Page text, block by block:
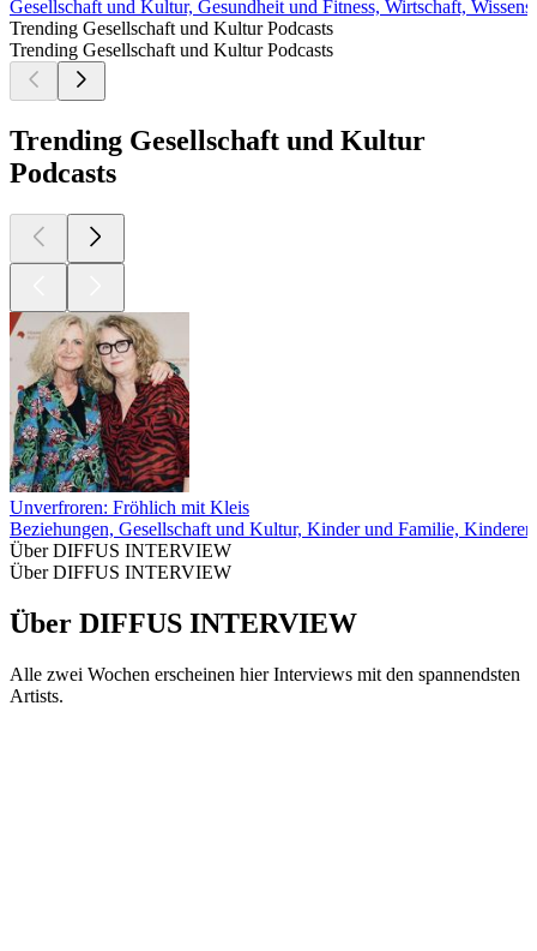
Gesellschaft und Kultur, Gesundheit und Fitness, Wirtschaft,
Trending Gesellschaft und Kultur Podcasts
Trending Gesellschaft und Kultur Podcasts
Trending Gesellschaft und Kultur
Podcasts
Unverfroren: Fröhlich mit Kleis
Beziehungen, Gesellschaft und Kultur, Kinder und Familie,
Über DIFFUS INTERVIEW
Über DIFFUS INTERVIEW
Über DIFFUS INTERVIEW
Alle zwei Wochen erscheinen hier Interviews mit den spannendsten
Artists.